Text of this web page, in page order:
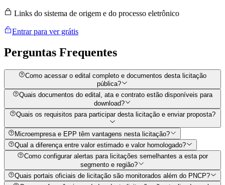
Links do sistema de origem e do processo eletrônico
Entrar para ver grátis
Perguntas Frequentes
Como acessar o edital completo e documentos desta licitação
pública?
Quais documentos do edital, ata e contrato estão disponíveis para
download?
Quais os requisitos para participar desta licitação e enviar proposta?
Microempresa e EPP têm vantagens nesta licitação?
Qual a diferença entre valor estimado e valor homologado?
Como configurar alertas para licitações semelhantes a esta por
segmento e região?
Quais portais oficiais de licitação são monitorados além do PNCP?